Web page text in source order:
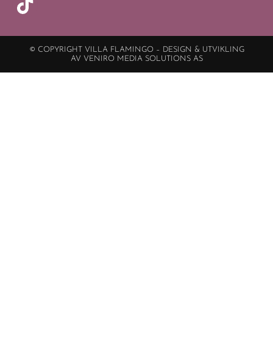
© COPYRIGHT VILLA FLAMINGO – DESIGN & UTVIKLING
AV VENIRO MEDIA SOLUTIONS AS